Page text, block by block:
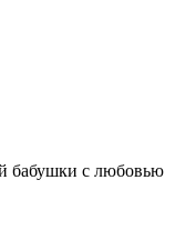
бабушки с любовью